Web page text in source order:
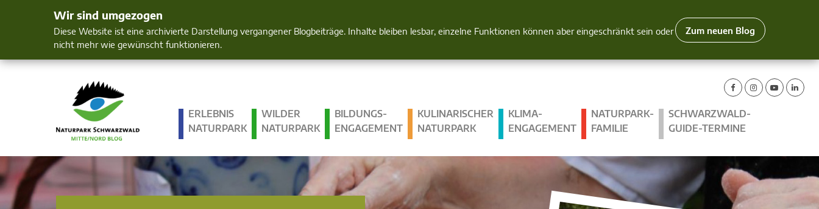
Wir sind umgezogen
Diese Website ist eine archivierte Darstellung vergangener Blogbeiträge. Inhalte bleiben lesbar, einzelne Funktionen können aber eingeschränkt sein oder
nicht mehr wie gewünscht funktionieren.
Zum neuen Blog
Mensch und Natur im Blick
ERLEBNIS
NATURPARK
WILDER
NATURPARK
BILDUNGS­
ENGAGEMENT
KULINARISCHER
NATURPARK
KLIMA­
ENGAGEMENT
NATURPARK-
FAMILIE
SCHWARZWALD-
GUIDE-TERMINE